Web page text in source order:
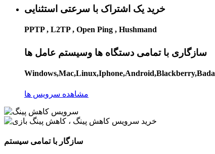
خرید یک اشتراک با سرعتی استثنایی
PPTP , L2TP , Open Ping , Hushmand
سازگاری با تمامی دستگاه ها وسیستم عامل ها
Windows,Mac,Linux,Iphone,Android,Blackberry,Bada
مشاهده سرویس ها
سازگار با تمامی سیستم